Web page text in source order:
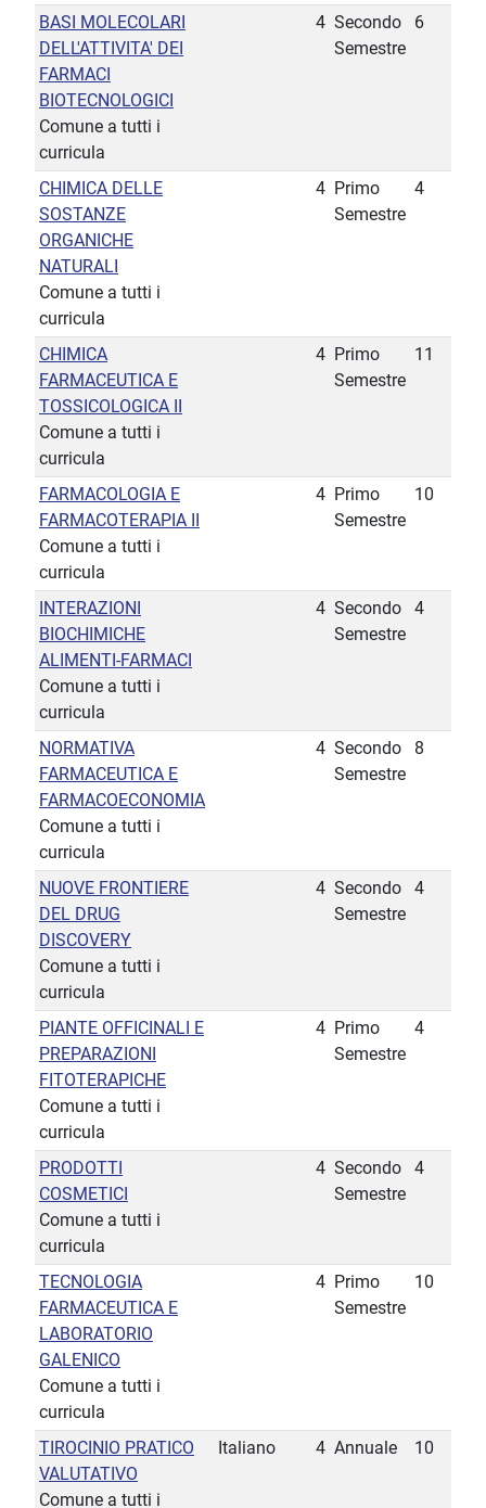
BASI MOLECOLARI
DELL'ATTIVITA' DEI
FARMACI
BIOTECNOLOGICI
Comune a tutti i
curricula
4 Secondo
Semestre
6
CHIMICA DELLE
SOSTANZE
ORGANICHE
NATURALI
Comune a tutti i
curricula
4 Primo
Semestre
4
CHIMICA
FARMACEUTICA E
TOSSICOLOGICA II
Comune a tutti i
curricula
4 Primo
Semestre
11
FARMACOLOGIA E
FARMACOTERAPIA II
Comune a tutti i
curricula
4 Primo
Semestre
10
INTERAZIONI
BIOCHIMICHE
ALIMENTI-FARMACI
Comune a tutti i
curricula
4 Secondo
Semestre
4
NORMATIVA
FARMACEUTICA E
FARMACOECONOMIA
Comune a tutti i
curricula
4 Secondo
Semestre
8
NUOVE FRONTIERE
DEL DRUG
DISCOVERY
Comune a tutti i
curricula
4 Secondo
Semestre
4
PIANTE OFFICINALI E
PREPARAZIONI
FITOTERAPICHE
Comune a tutti i
curricula
4 Primo
Semestre
4
PRODOTTI
COSMETICI
Comune a tutti i
curricula
4 Secondo
Semestre
4
TECNOLOGIA
FARMACEUTICA E
LABORATORIO
GALENICO
Comune a tutti i
curricula
4 Primo
Semestre
10
TIROCINIO PRATICO
VALUTATIVO
Comune a tutti i
Italiano 4 Annuale 10